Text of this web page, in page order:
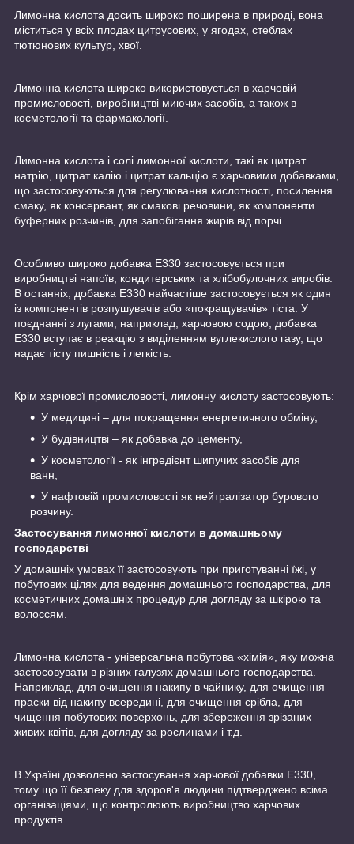
Лимонна кислота досить широко поширена в природі, вона
міститься у всіх плодах цитрусових, у ягодах, стеблах
тютюнових культур, хвої.
Лимонна кислота широко використовується в харчовій
промисловості, виробництві миючих засобів, а також в
косметології та фармакології.
Лимонна кислота і солі лимонної кислоти, такі як цитрат
натрію, цитрат калію і цитрат кальцію є харчовими добавками,
що застосовуються для регулювання кислотності, посилення
смаку, як консервант, як смакові речовини, як компоненти
буферних розчинів, для запобігання жирів від порчі.
Особливо широко добавка Е330 застосовується при
виробництві напоїв, кондитерських та хлібобулочних виробів.
В останніх, добавка Е330 найчастіше застосовується як один
із компонентів розпушувачів або «покращувачів» тіста. У
поєднанні з лугами, наприклад, харчовою содою, добавка
Е330 вступає в реакцію з виділенням вуглекислого газу, що
надає тісту пишність і легкість.
Крім харчової промисловості, лимонну кислоту застосовують:
У медицині – для покращення енергетичного обміну,
У будівництві – як добавка до цементу,
У косметології - як інгредієнт шипучих засобів для
ванн,
У нафтовій промисловості як нейтралізатор бурового
розчину.
Застосування лимонної кислоти в домашньому
господарстві
У домашніх умовах її застосовують при приготуванні їжі, у
побутових цілях для ведення домашнього господарства, для
косметичних домашніх процедур для догляду за шкірою та
волоссям.
Лимонна кислота - універсальна побутова «хімія», яку можна
застосовувати в різних галузях домашнього господарства.
Наприклад, для очищення накипу в чайнику, для очищення
праски від накипу всередині, для очищення срібла, для
чищення побутових поверхонь, для збереження зрізаних
живих квітів, для догляду за рослинами і т.д.
В Україні дозволено застосування харчової добавки Е330,
тому що її безпеку для здоров'я людини підтверджено всіма
організаціями, що контролюють виробництво харчових
продуктів.